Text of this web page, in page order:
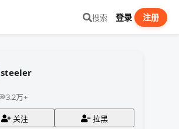
搜索 登录 注册
steeler
3.2万+
关注 拉黑